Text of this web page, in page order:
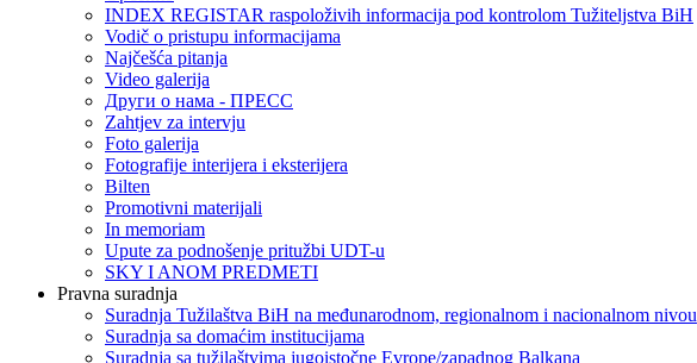
INDEX REGISTAR raspoloživih informacija pod kontrolom Tužiteljstva BiH
Vodič o pristupu informacijama
Najčešća pitanja
Video galerija
Други о нама - ПРЕСC
Zahtjev za intervju
Foto galerija
Fotografije interijera i eksterijera
Bilten
Promotivni materijali
In memoriam
Upute za podnošenje pritužbi UDT-u
SKY I ANOM PREDMETI
Pravna suradnja
Suradnja Tužilaštva BiH na međunarodnom, regionalnom i nacionalnom nivou
Suradnja sa domaćim institucijama
Suradnja sa tužilaštvima jugoistočne Evrope/zapadnog Balkana